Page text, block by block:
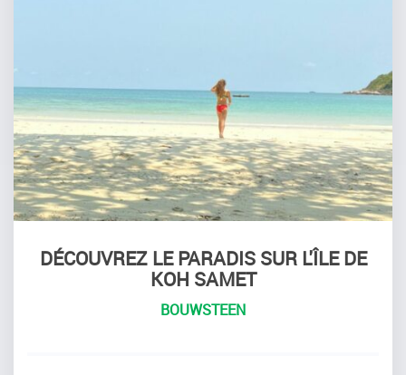
DÉCOUVREZ LE PARADIS SUR L'ÎLE DE
KOH SAMET
BOUWSTEEN